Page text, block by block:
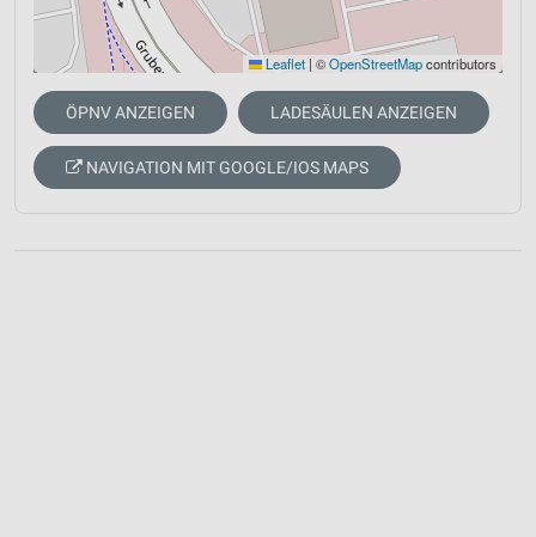
Leaflet | ©OpenStreetMapcontributors
ÖPNV ANZEIGEN LADESÄULEN ANZEIGEN
NAVIGATION MIT GOOGLE/IOS MAPS